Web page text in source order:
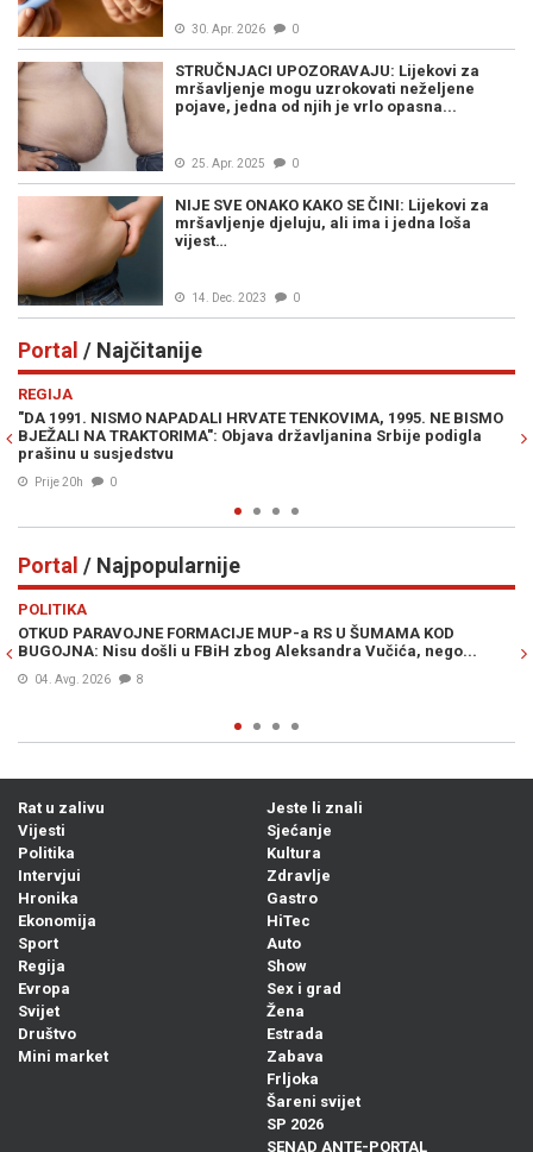
30. Apr. 2026 0
STRUČNJACI UPOZORAVAJU: Lijekovi za
mršavljenje mogu uzrokovati neželjene
pojave, jedna od njih je vrlo opasna...
25. Apr. 2025 0
NIJE SVE ONAKO KAKO SE ČINI: Lijekovi za
mršavljenje djeluju, ali ima i jedna loša
vijest…
14. Dec. 2023 0
Portal / Najčitanije
REGIJA
"DA 1991. NISMO NAPADALI HRVATE TENKOVIMA, 1995. NE BISMO
BJEŽALI NA TRAKTORIMA": Objava državljanina Srbije podigla
prašinu u susjedstvu
Prije 20h 0
Portal / Najpopularnije
POLITIKA
OTKUD PARAVOJNE FORMACIJE MUP-a RS U ŠUMAMA KOD
BUGOJNA: Nisu došli u FBiH zbog Aleksandra Vučića, nego...
04. Avg. 2026 8
Rat u zalivu
Vijesti
Politika
Intervjui
Hronika
Ekonomija
Sport
Regija
Evropa
Svijet
Društvo
Mini market
Jeste li znali
Sjećanje
Kultura
Zdravlje
Gastro
HiTec
Auto
Show
Sex i grad
Žena
Estrada
Zabava
Frljoka
Šareni svijet
SP 2026
SENAD ANTE-PORTAL